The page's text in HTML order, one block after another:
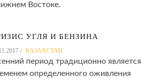
Востоке.
УГЛЯ И БЕНЗИНА
КАЗАХСТАН
период традиционно является
определенного оживления